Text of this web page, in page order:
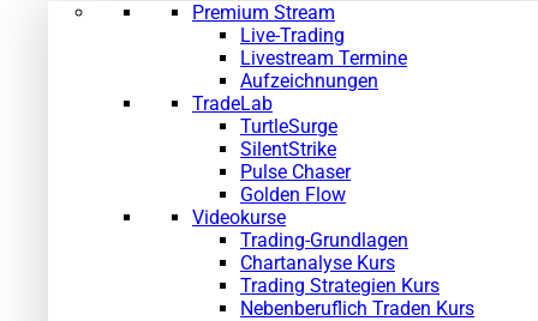
Premium Stream
Live-Trading
Livestream Termine
Aufzeichnungen
TradeLab
TurtleSurge
SilentStrike
Pulse Chaser
Golden Flow
Videokurse
Trading-Grundlagen
Chartanalyse Kurs
Trading Strategien Kurs
Nebenberuflich Traden Kurs